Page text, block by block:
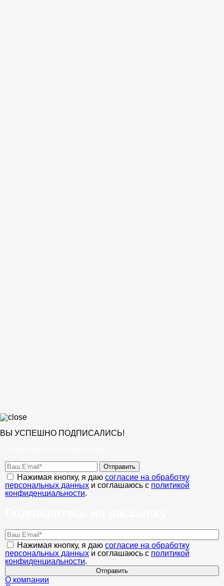
ВЫ УСПЕШНО ПОДПИСАЛИСЬ!
Отправить
Нажимая кнопку, я даю согласие на обработку
персональных данных и соглашаюсь с политикой
конфиденциальности.
Нажимая кнопку, я даю согласие на обработку
персональных данных и соглашаюсь с политикой
конфиденциальности.
Отправить
О компании